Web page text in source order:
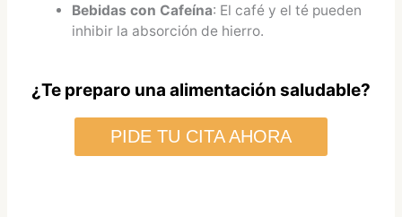
Bebidas con Cafeína: El café y el té pueden
inhibir la absorción de hierro.
¿Te preparo una alimentación saludable?
PIDE TU CITA AHORA